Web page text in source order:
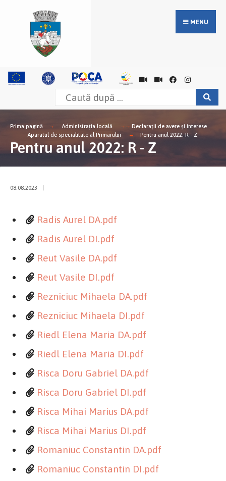
MENU
Prima pagină Administrația locală
Declarații de avere și interese
Aparatul de specialitate al Primarului
Pentru anul 2022: R - Z
Pentru anul 2022: R - Z
08.08.2023
Radis Aurel DA.pdf
Radis Aurel DI.pdf
Reut Vasile DA.pdf
Reut Vasile DI.pdf
Rezniciuc Mihaela DA.pdf
Rezniciuc Mihaela DI.pdf
Riedl Elena Maria DA.pdf
Riedl Elena Maria DI.pdf
Risca Doru Gabriel DA.pdf
Risca Doru Gabriel DI.pdf
Risca Mihai Marius DA.pdf
Risca Mihai Marius DI.pdf
Romaniuc Constantin DA.pdf
Romaniuc Constantin DI.pdf